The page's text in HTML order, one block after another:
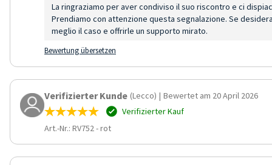
La ringraziamo per aver condiviso il suo riscontro e ci
Prendiamo con attenzione questa segnalazione. Se
meglio il caso e offrirle un supporto mirato.
Bewertung übersetzen
Verifizierter Kunde (Lecco) | Bewertet am 20 April 2026
Verifizierter Kauf
Art.-Nr.: RV752-rot